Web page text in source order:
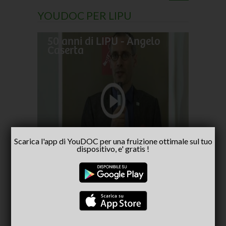
YOUDOC PER LIPU
50 anni di LIPU - Angelo
Caserta
CONSIGLIATI PER TE(ACTIVE TAB)
Scarica l'app di YouDOC per una fruizione ottimale sul tuo
dispositivo, e' gratis !